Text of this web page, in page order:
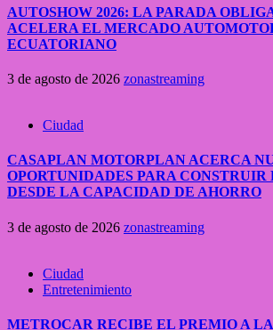
AUTOSHOW 2026: LA PARADA
ACELERA EL MERCADO
ECUATORIANO
3 de agosto de 2026 zonastreaming
Ciudad
CASAPLAN MOTORPLAN ACERCA
OPORTUNIDADES PARA CONSTRUIR
DESDE LA CAPACIDAD DE AHORRO
3 de agosto de 2026 zonastreaming
Ciudad
Entretenimiento
METROCAR RECIBE EL PREMIO A